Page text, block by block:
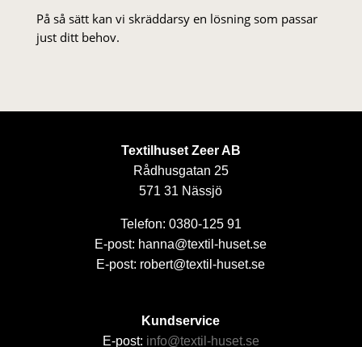
På så sätt kan vi skräddarsy en lösning som passar
just ditt behov.
Textilhuset Zeer AB
Rådhusgatan 25
571 31 Nässjö
Telefon: 0380-125 91
E-post: hanna@textil-huset.se
E-post: robert@textil-huset.se
Kundservice
E-post: info@textil-huset.se